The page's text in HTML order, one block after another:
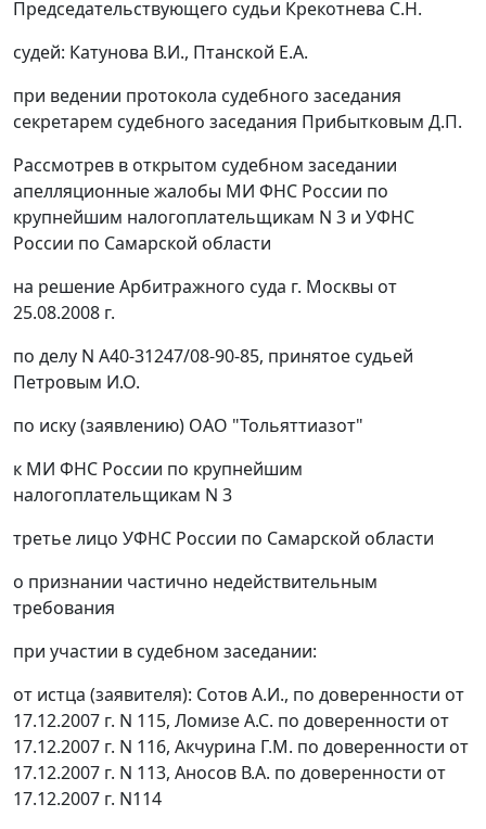
Председательствующего судьи Крекотнева С.Н.
судей: Катунова В.И., Птанской Е.А.
при ведении протокола судебного заседания
секретарем судебного заседания Прибытковым Д.П.
Рассмотрев в открытом судебном заседании
апелляционные жалобы МИ ФНС России по
крупнейшим налогоплательщикам N 3 и УФНС
России по Самарской области
на решение Арбитражного суда г. Москвы от
25.08.2008 г.
по делу N А40-31247/08-90-85, принятое судьей
Петровым И.О.
по иску (заявлению) ОАО "Тольяттиазот"
к МИ ФНС России по крупнейшим
налогоплательщикам N 3
третье лицо УФНС России по Самарской области
о признании частично недействительным
требования
при участии в судебном заседании:
от истца (заявителя): Сотов А.И., по доверенности от
17.12.2007 г. N 115, Ломизе А.С. по доверенности от
17.12.2007 г. N 116, Акчурина Г.М. по доверенности от
17.12.2007 г. N 113, Аносов В.А. по доверенности от
17.12.2007 г. N114